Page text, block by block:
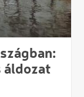
áldozat